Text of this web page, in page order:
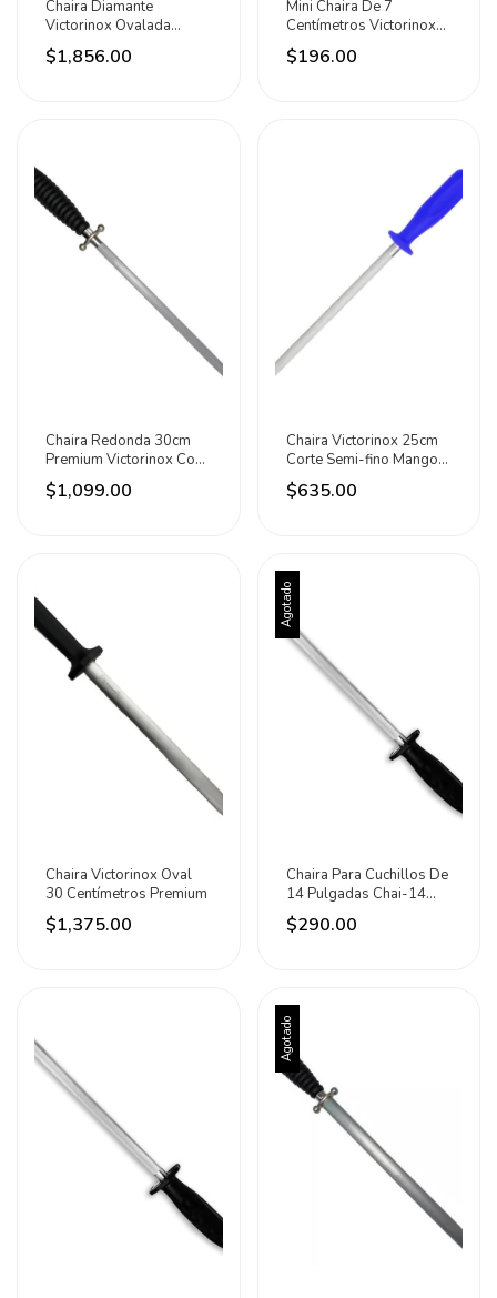
Chaira Diamante
Victorinox Ovalada
Nylon Negro 26cm
$1,856.00
Mini Chaira De 7
Centímetros Victorinox
Acero Inoxidable
$196.00
Chaira Redonda 30cm
Premium Victorinox Con
Topes Metálicos Negro
$1,099.00
Chaira Victorinox 25cm
Corte Semi-fino Mango
De Nylon Azu Azul
$635.00
Chaira Victorinox Oval
30 Centímetros Premium
$1,375.00
Agotado
Chaira Para Cuchillos De
14 Pulgadas Chai-14
Caledonia
$290.00
Agotado